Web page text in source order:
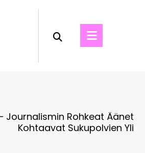
Journalismin Rohkeat Äänet
Kohtaavat Sukupolvien Yli